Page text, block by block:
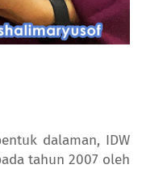
dalaman, IDW
tahun 2007 oleh